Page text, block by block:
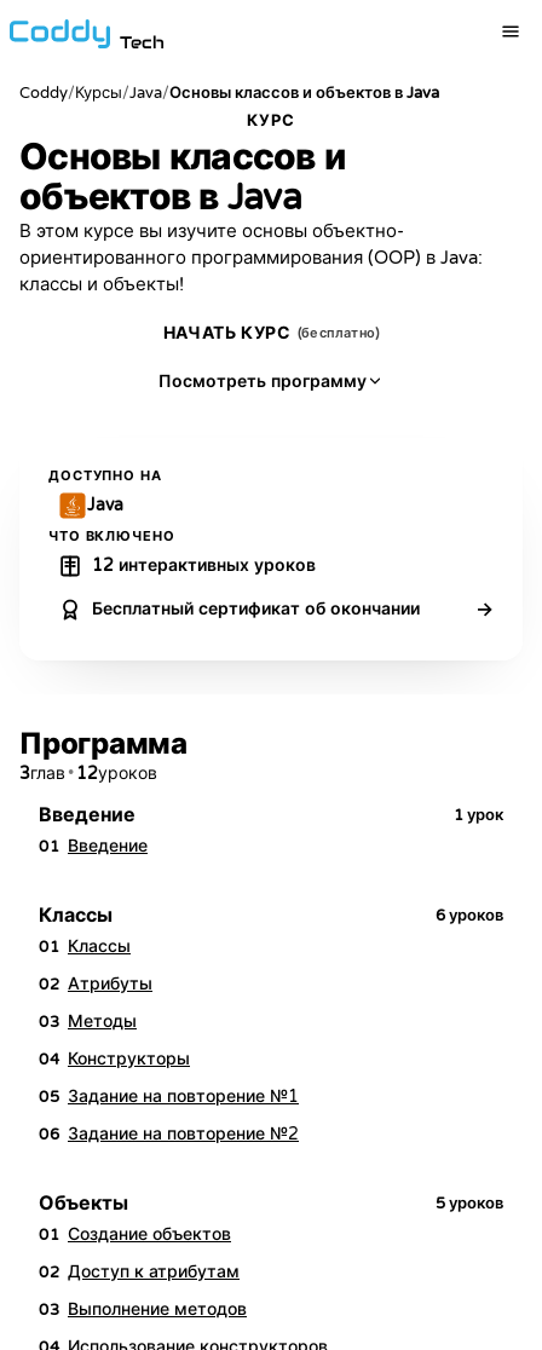
Tech
Coddy/Курсы/Java/Основы классов и объектов в Java
КУРС
Основы классов и
объектов в Java
В этом курсе вы изучите основы объектно-
ориентированного программирования (OOP) в Java:
классы и объекты!
НАЧАТЬ КУРС (бесплатно)
Посмотреть программу
ДОСТУПНО НА
Java
ЧТО ВКЛЮЧЕНО
12 интерактивных уроков
Бесплатный сертификат об окончании →
Программа
3глав •12уроков
Введение 1урок
01 Введение
Классы 6уроков
01 Классы
02 Атрибуты
03 Методы
04 Конструкторы
05 Задание на повторение №1
06 Задание на повторение №2
Объекты 5уроков
01 Создание объектов
02 Доступ к атрибутам
03 Выполнение методов